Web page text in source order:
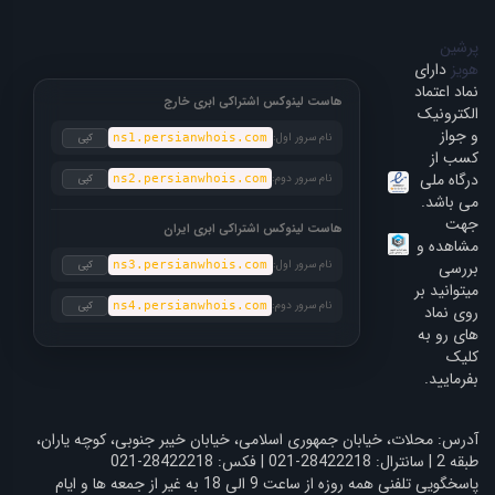
پرشین
هویز دارای
نماد اعتماد
الکترونیک
و جواز
کسب از
درگاه ملی
می باشد.
جهت
مشاهده و
بررسی
میتوانید بر
روی نماد
های رو به
کلیک
بفرمایید.
هاست لینوکس اشتراکی ابری خارج
نام سرور اول: ns1.persianwhois.com کپی
نام سرور دوم: ns2.persianwhois.com کپی
هاست لینوکس اشتراکی ابری ایران
نام سرور اول: ns3.persianwhois.com کپی
نام سرور دوم: ns4.persianwhois.com کپی
آدرس: محلات، خیابان جمهوری اسلامی، خیابان خیبر جنوبی، کوچه یاران،
طبقه 2 | سانترال: 28422218-021 | فکس: 28422218-021
پاسخگویی تلفنی همه روزه از ساعت 9 الی 18 به غیر از جمعه ها و ایام